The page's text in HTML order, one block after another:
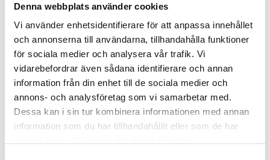
Denna webbplats använder cookies
Vi använder enhetsidentifierare för att anpassa innehållet
och annonserna till användarna, tillhandahålla funktioner
för sociala medier och analysera vår trafik. Vi
vidarebefordrar även sådana identifierare och annan
information från din enhet till de sociala medier och
annons- och analysföretag som vi samarbetar med.
Dessa kan i sin tur kombinera informationen med annan
information som du har tillhandahållit eller som de har
finish
Verktyg
: Enkelskärig spiralfräs med polerad egg
Kylning
: Kraftig luftblås – kör helt torrt
Tips
: Långa trådspån – lägg in lyftrörelser och vakuumsug
för bättre spåntransport
PA6 / PA66 (Nylon)
Skärhastighet (vc): 280 – 500 m/min
Matning per tand (fz): 0,07 – 0,15 mm/tand